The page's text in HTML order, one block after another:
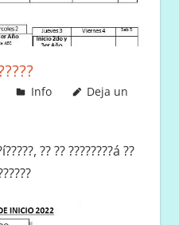
Victor
Info
Deja un
?? ?? ????????á ??